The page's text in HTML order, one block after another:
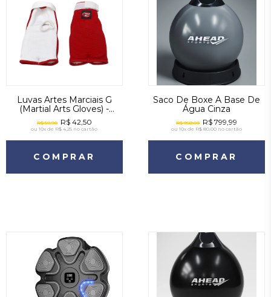
Luvas Artes Marciais G
(Martial Arts Gloves) -
Realtex - Vermelho
R$ 59,90 R$ 42,50
ou10x de R$ 4,25 no cartão
COMPRAR
Saco De Boxe À Base De
Água Cinza
R$ 950,00 R$ 799,99
ou10x de R$ 80,00 no cartão
COMPRAR